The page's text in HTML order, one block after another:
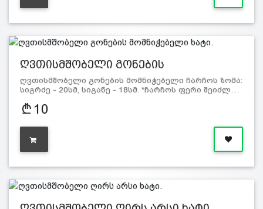
ღვთისმშობელი გონების
ღვთისმშობელი გონების მომნიჭებელი ჩარჩოს ზომა:
სიგრძე - 20სმ, სიგანე - 18სმ. *ჩარჩოს ფერი შეიძლ…
10